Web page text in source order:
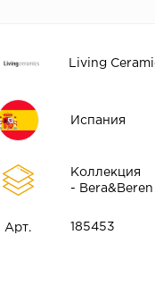
Living
Испания
Коллекция
- Bera&Beren
Арт. 185453